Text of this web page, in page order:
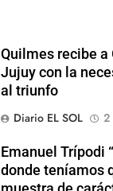
Quilmes recibe a
Jujuy con la
al triunfo
Diario EL SOL
2
Emanuel Trípodi
donde teníamos